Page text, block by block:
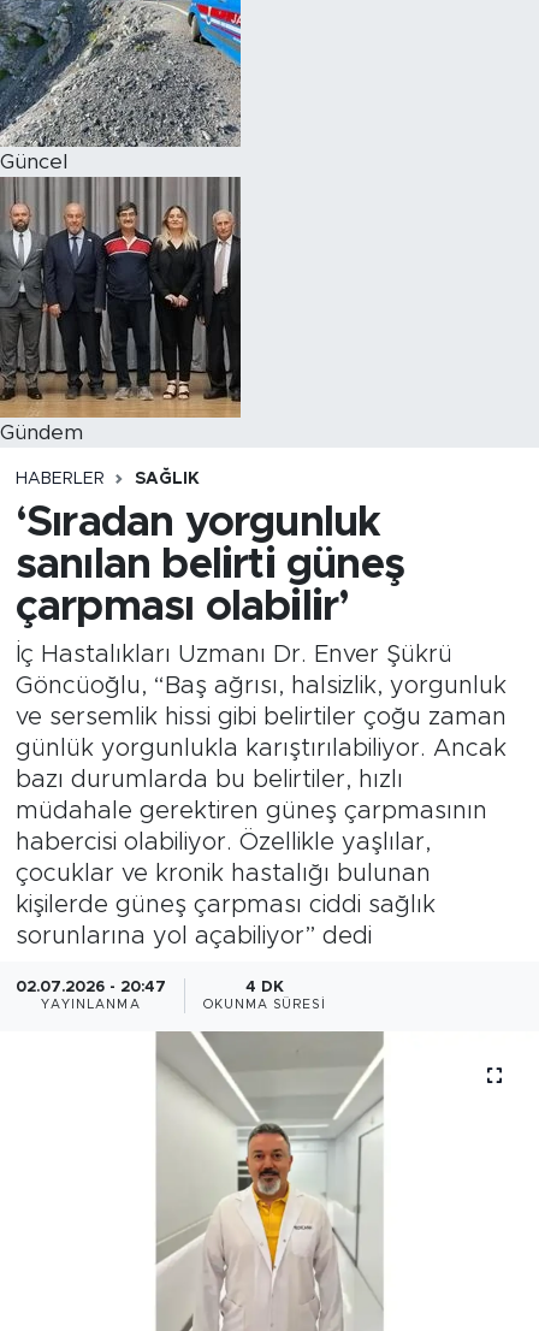
Güncel
Gündem
HABERLER SAĞLIK
‘Sıradan yorgunluk
sanılan belirti güneş
çarpması olabilir’
İç Hastalıkları Uzmanı Dr. Enver Şükrü
Göncüoğlu, “Baş ağrısı, halsizlik, yorgunluk
ve sersemlik hissi gibi belirtiler çoğu zaman
günlük yorgunlukla karıştırılabiliyor. Ancak
bazı durumlarda bu belirtiler, hızlı
müdahale gerektiren güneş çarpmasının
habercisi olabiliyor. Özellikle yaşlılar,
çocuklar ve kronik hastalığı bulunan
kişilerde güneş çarpması ciddi sağlık
sorunlarına yol açabiliyor” dedi
02.07.2026 - 20:47
YAYINLANMA
4 DK
OKUNMA SÜRESI
Magazin
Özel Haber
Politika
Resmi İlanlar
Sağlık
Spor
Turizm